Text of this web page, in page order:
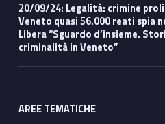
20/09/24: Legalità: crimine proliferato in pandemia, in
Veneto quasi 56.000 reati spia
Libera “Sguardo d’insieme.
criminalità in Veneto”
AREE TEMATICHE